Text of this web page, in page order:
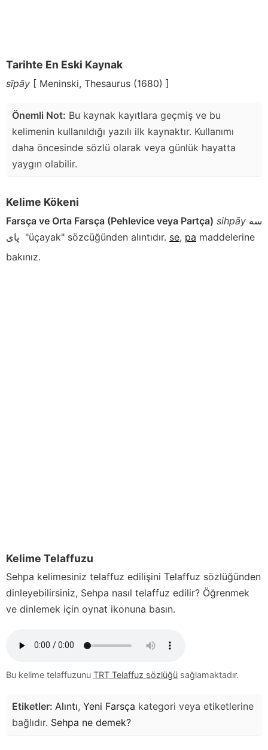
Tarihte En Eski Kaynak
sīpāy [ Meninski, Thesaurus (1680) ]
Önemli Not: Bu kaynak kayıtlara geçmiş ve bu
kelimenin kullanıldığı yazılı ilk kaynaktır. Kullanımı
daha öncesinde sözlü olarak veya günlük hayatta
yaygın olabilir.
Kelime Kökeni
Farsça ve Orta Farsça (Pehlevice veya Partça) sihpāy
"üçayak" sözcüğünden alıntıdır. se, pa maddelerine
bakınız.
Kelime Telaffuzu
Sehpa kelimesiniz telaffuz edilişini Telaffuz sözlüğünden
dinleyebilirsiniz, Sehpa nasıl telaffuz edilir? Öğrenmek
ve dinlemek için oynat ikonuna basın.
Bu kelime telaffuzunu TRT Telaffuz sözlüğü sağlamaktadır.
Etiketler: Alıntı, Yeni Farsça kategori veya etiketlerine
bağlıdır. Sehpa ne demek?